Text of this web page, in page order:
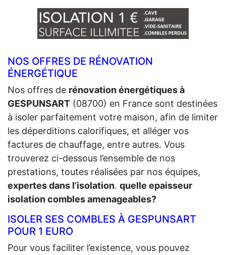
NOS OFFRES DE RÉNOVATION
ÉNERGÉTIQUE
Nos offres de rénovation énergétiques à
GESPUNSART (08700) en France sont destinées
à isoler parfaitement votre maison, afin de limiter
les déperditions calorifiques, et alléger vos
factures de chauffage, entre autres. Vous
trouverez ci-dessous l’ensemble de nos
prestations, toutes réalisées par nos équipes,
expertes dans l’isolation. quelle epaisseur
isolation combles amenageables?
ISOLER SES COMBLES À GESPUNSART
POUR 1 EURO
Pour vous faciliter l’existence, vous pouvez